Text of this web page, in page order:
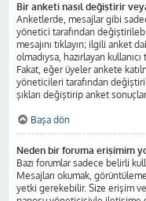
Bir anketi nasıl değiştirir
Anketlerde, mesajlar gibi
yönetici tarafından
mesajını tıklayın; ilgili anket
olmadıysa, hazırlayan
Fakat, eğer üyeler ankete
yöneticileri tarafından
şıkları değiştirip anket
Başa dön
Neden bir foruma erişimim
Bazı forumlar sadece belirli
Mesajları okumak,
yetki gerekebilir. Size erişim